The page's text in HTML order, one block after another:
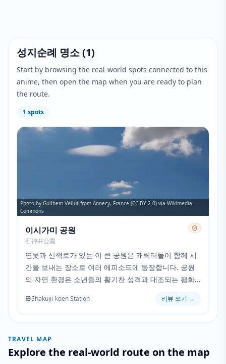
성지순례 명소(1)
Start by browsing the real-world spots connected to this
anime, then open the map when you are ready to plan
the route.
1 spots
Photo by Guilhem Vellut from Annecy, France (CC BY 2.0) via Wikimedia
Commons
이시가미 공원
石神井公園
연못과 산책로가 있는 이 큰 공원은 캐릭터들이 함께 시
간을 보내는 장소로 여러 에피소드에 등장합니다. 공원
의 자연 환경은 소년들의 활기찬 성격과 대조되는 평화
Shakujii-koen Station 리뷰 쓰기 →
TRAVEL MAP
Explore the real-world route on the map